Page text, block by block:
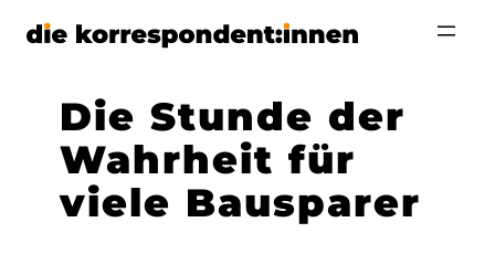
Zum
Die Stunde der
Wahrheit für
viele Bausparer